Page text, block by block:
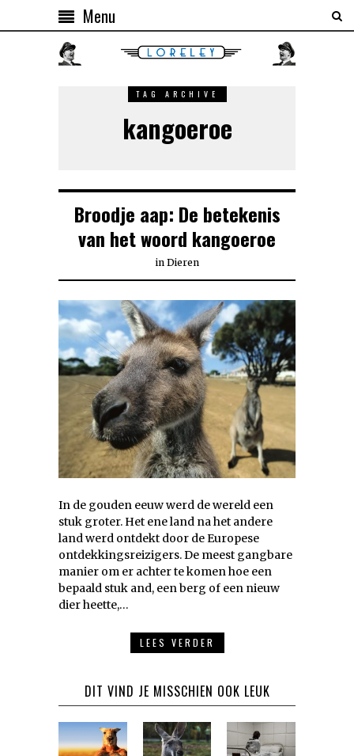
Menu
TAG ARCHIVE
kangoeroe
Broodje aap: De betekenis
van het woord kangoeroe
in Dieren
In de gouden eeuw werd de wereld een
stuk groter. Het ene land na het andere
land werd ontdekt door de Europese
ontdekkingsreizigers. De meest gangbare
manier om er achter te komen hoe een
bepaald stuk and, een berg of een nieuw
dier heette,…
LEES VERDER
DIT VIND JE MISSCHIEN OOK LEUK